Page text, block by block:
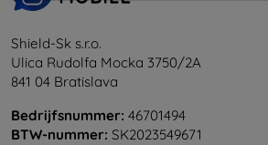
Shield-Sk s.r.o.
Ulica Rudolfa Mocka 3750/2A
841 04 Bratislava
Bedrijfsnummer: 46701494
BTW-nummer: SK2023549671